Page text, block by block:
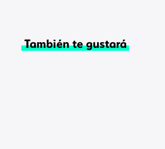
También te gustará